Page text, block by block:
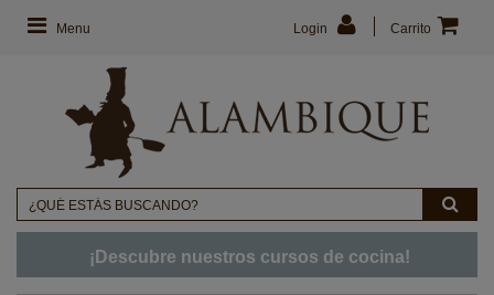
Menu Carrito
Login
¡Descubre nuestros cursos de cocina!